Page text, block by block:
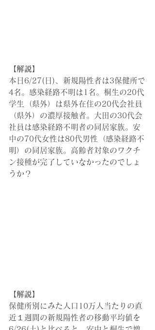
【解説】
本日6/27(日)、新規陽性者は3保健所で
4名。感染経路不明は1名。桐生の20代
学生（県外）は県外在住の20代会社員
（県外）の濃厚接触者。大田の30代会
社員は感染経路不明者の同居家族。安
中の70代女性は80代男性（感染経路不
明）の同居家族。高齢者対象のワクチ
ン接種が完了していなかったのでしょ
うか？
【解説】
保健所別にみた人口10万人当たりの直
近１週間の新規陽性者の移動平均値を